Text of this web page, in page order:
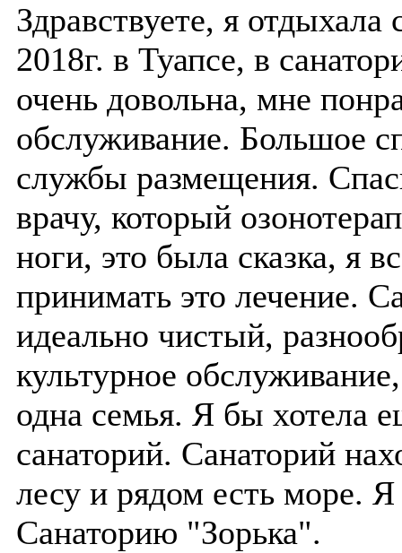
Здравствуете, я
2018г. в Туапсе, в
очень довольна, мне
обслуживание. Большое
службы размещения.
врачу, который
ноги, это была сказка, я
принимать это лечение.
идеально чистый,
культурное
одна семья. Я бы хотела
санаторий. Санаторий
лесу и рядом есть море. Я
Санаторию "Зорька".